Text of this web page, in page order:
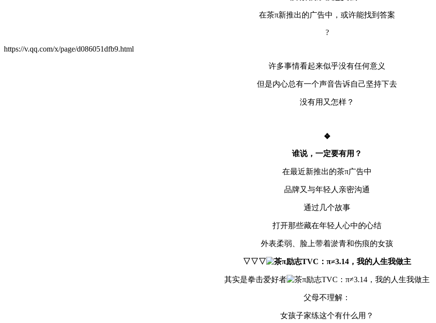
在茶π新推出的广告中，或许能找到答案
?
https://v.qq.com/x/page/d086051dfb9.html
许多事情看起来似乎没有任何意义
但是内心总有一个声音告诉自己坚持下去
没有用又怎样？
❖
谁说，一定要有用？
在最近新推出的茶π广告中
品牌又与年轻人亲密沟通
通过几个故事
打开那些藏在年轻人心中的心结
外表柔弱、脸上带着淤青和伤痕的女孩
▽▽▽
其实是拳击爱好者
父母不理解：
女孩子家练这个有什么用？